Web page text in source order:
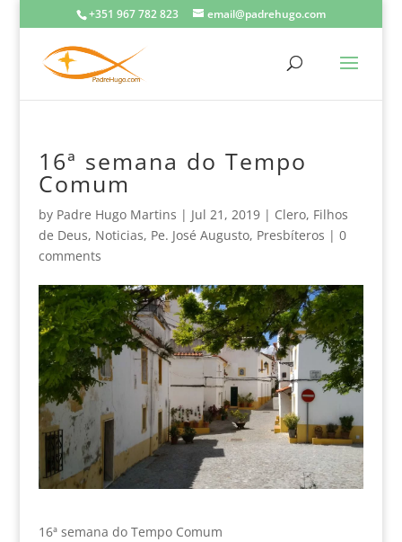
+351 967 782 823 email@padrehugo.com
16ª semana do Tempo
Comum
by Padre Hugo Martins | Jul 21, 2019| Clero, Filhos
de Deus, Noticias, Pe. José Augusto, Presbíteros | 0
comments
16ª semana do Tempo Comum